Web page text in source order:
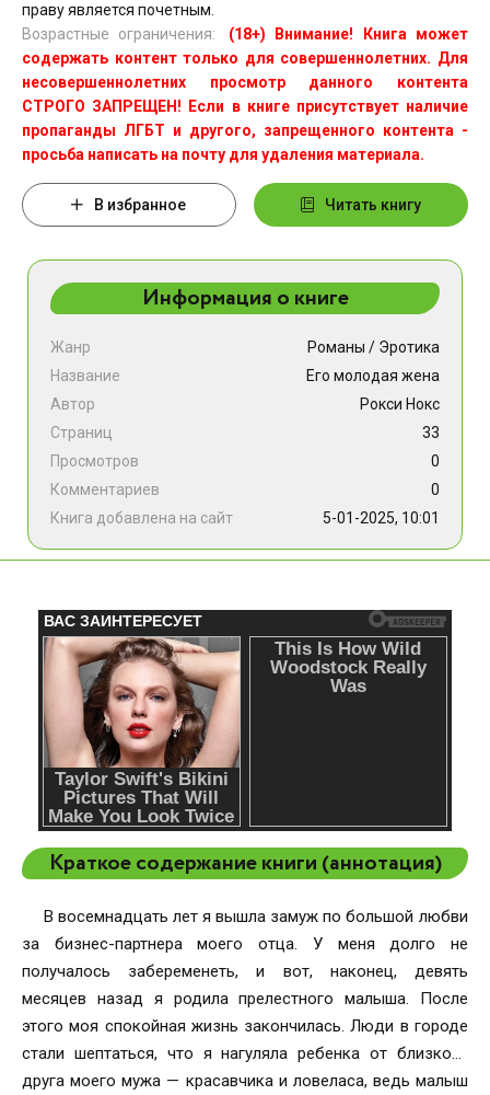
праву является почетным.
Возрастные ограничения:
(18+) Внимание! Книга может
содержать контент только для совершеннолетних. Для
несовершеннолетних просмотр данного контента
СТРОГО ЗАПРЕЩЕН! Если в книге присутствует наличие
пропаганды ЛГБТ и другого, запрещенного контента -
просьба написать на почту для удаления материала.
В избранное Читать книгу
Информация о книге
Жанр Романы / Эротика
Название
Его молодая жена
Автор
Рокси Нокс
Страниц
33
Просмотров
0
Комментариев
0
Книга добавлена на сайт
5-01-2025, 10:01
Краткое содержание книги (аннотация)
В восемнадцать лет я вышла замуж по большой любви
за бизнес-партнера моего отца. У меня долго не
получалось забеременеть, и вот, наконец, девять
месяцев назад я родила прелестного малыша. После
этого моя спокойная жизнь закончилась. Люди в городе
стали шептаться, что я нагуляла ребенка от близкого
друга моего мужа — красавчика и ловеласа, ведь малыш